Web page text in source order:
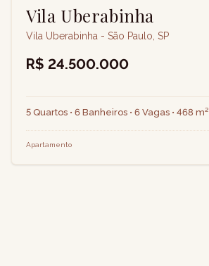
Vila Uberabinha
Vila Uberabinha - São Paulo, SP
R$ 24.500.000
5 Quartos • 6 Banheiros • 6 Vagas • 468 m²
Apartamento